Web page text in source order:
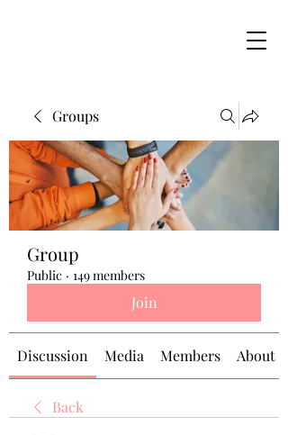
Groups
Group
Public · 149 members
Join
Discussion Media Members About
Back